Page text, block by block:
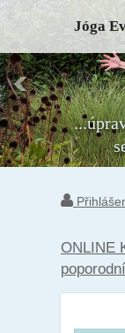
Jóga
ONLINE